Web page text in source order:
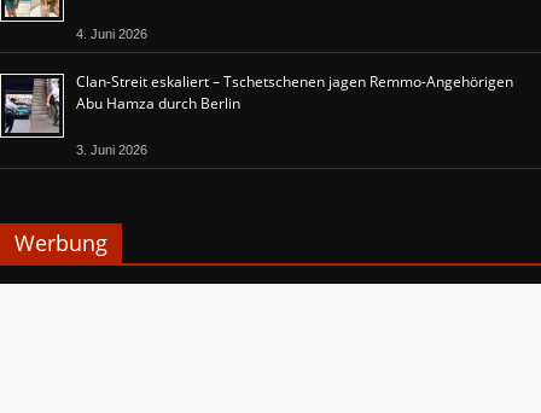
4. Juni 2026
Clan-Streit eskaliert – Tschetschenen jagen Remmo-Angehörigen
Abu Hamza durch Berlin
3. Juni 2026
Werbung